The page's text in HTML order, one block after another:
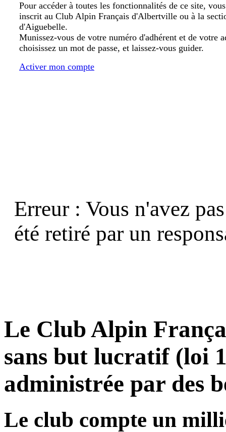
Pour accéder à toutes les fonctionnalités de ce site,
inscrit au Club Alpin Français d'Albertville ou à la
d'Aiguebelle.
Munissez-vous de votre numéro d'adhérent et de votre
choisissez un mot de passe, et laissez-vous guider.
Activer mon compte
Erreur : Vous n'avez
été retiré par un
Le Club Alpin
sans but lucratif (loi
administrée par des
Le club compte un